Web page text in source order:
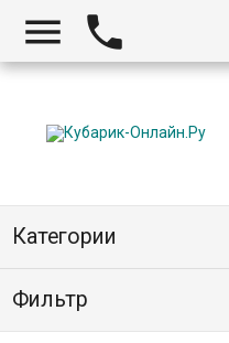
 
Категории
Фильтр